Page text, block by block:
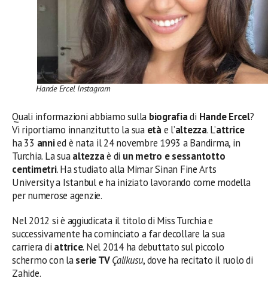
Hande Ercel Instagram
Quali informazioni abbiamo sulla biografiadi Hande Ercel?
Vi riportiamo innanzitutto la sua etàe l’altezza. L’attrice
ha 33 annied è nata il 24 novembre 1993 a Bandirma, in
Turchia. La suaaltezzaè di un metro e sessantotto
centimetri. Ha studiato alla Mimar Sinan Fine Arts
University a Istanbul e ha iniziato lavorando come modella
per numerose agenzie.
Nel 2012 si è aggiudicata il titolo di Miss Turchia e
successivamente ha cominciato a far decollare la sua
carriera di attrice. Nel 2014 ha debuttato sul piccolo
schermo con laserie TVÇalikusu, dove ha recitato il ruolo di
Zahide.